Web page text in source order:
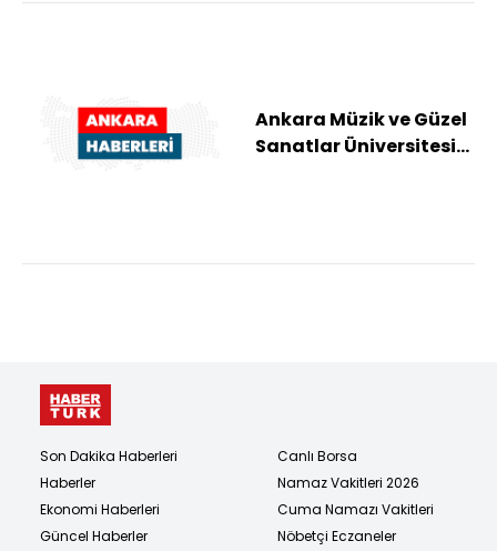
Ankara Müzik ve Güzel
Sanatlar Üniversitesi
Son Dakika Haberleri
Haberler
Ekonomi Haberleri
Güncel Haberler
Canlı Borsa
Namaz Vakitleri 2026
Cuma Namazı Vakitleri
Nöbetçi Eczaneler